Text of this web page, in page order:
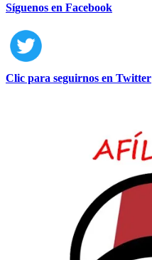
Síguenos en Facebook
Clic para seguirnos en Twitter